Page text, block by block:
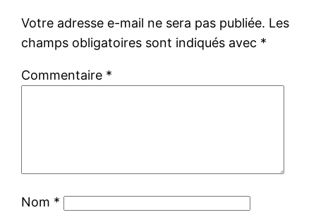
Votre adresse e-mail ne sera pas publiée. Les
champs obligatoires sont indiqués avec *
Commentaire *
Nom *